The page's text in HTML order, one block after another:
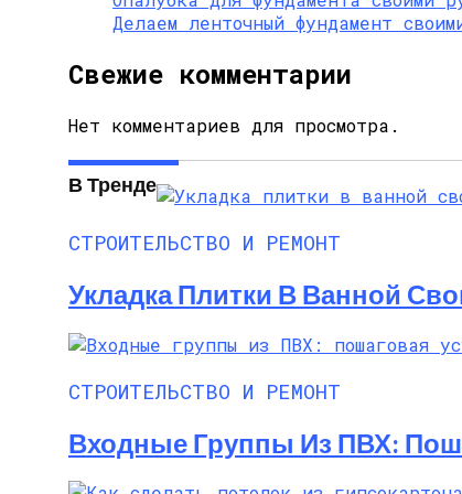
Делаем ленточный фундамент
Свежие комментарии
Нет комментариев для просмотра.
В Тренде
СТРОИТЕЛЬСТВО И РЕМОНТ
Укладка Плитки В Ванной
СТРОИТЕЛЬСТВО И РЕМОНТ
Входные Группы Из ПВХ: